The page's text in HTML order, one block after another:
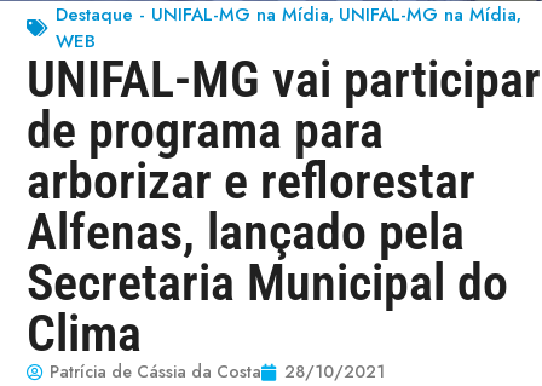
Destaque - UNIFAL-MG na Mídia, UNIFAL-MG na Mídia,
WEB
UNIFAL-MG vai participar
de programa para
arborizar e reflorestar
Alfenas, lançado pela
Secretaria Municipal do
Clima
Patrícia de Cássia da Costa 28/10/2021